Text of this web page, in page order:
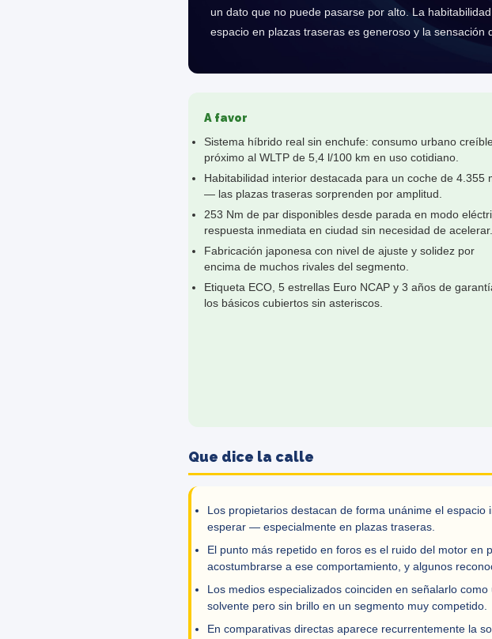
un dato que no puede pasarse por alto. La
espacio en plazas traseras es generoso y la
A favor
Sistema híbrido real sin enchufe: consumo urbano
próximo al WLTP de 5,4 l/100 km en uso cotidiano.
Habitabilidad interior destacada para un coche de 4.355
— las plazas traseras sorprenden por amplitud.
253 Nm de par disponibles desde parada en modo
respuesta inmediata en ciudad sin necesidad de acelerar.
Fabricación japonesa con nivel de ajuste y solidez por
encima de muchos rivales del segmento.
Etiqueta ECO, 5 estrellas Euro NCAP y 3 años de
los básicos cubiertos sin asteriscos.
Que dice la calle
Los propietarios destacan de forma unánime el
esperar — especialmente en plazas traseras.
El punto más repetido en foros es el ruido del motor
acostumbrarse a ese comportamiento, y algunos
Los medios especializados coinciden en señalarlo
solvente pero sin brillo en un segmento muy competido.
En comparativas directas aparece recurrentemente la